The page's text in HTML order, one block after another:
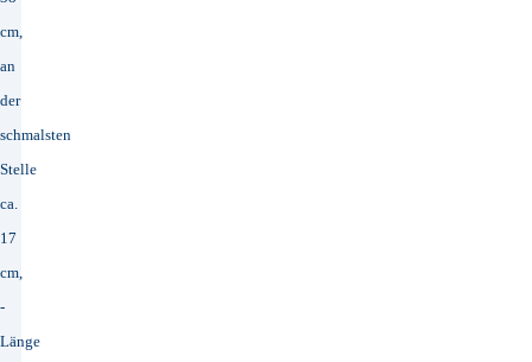
cm,
an
der
schmalsten
Stelle
ca.
17
cm,
-
Länge